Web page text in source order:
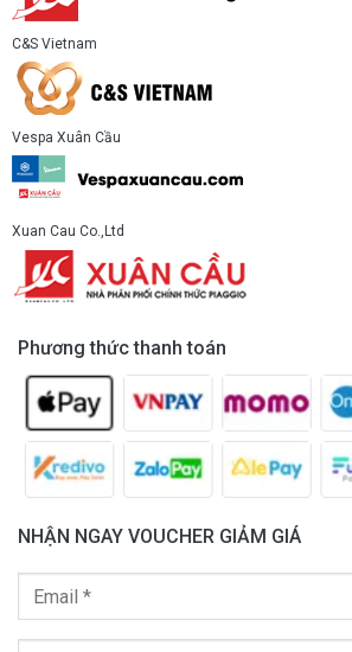
C&S Vietnam
Vespa Xuân Cầu
Xuan Cau Co.,Ltd
Phương thức thanh toán
NHẬN NGAY VOUCHER GIẢM GIÁ